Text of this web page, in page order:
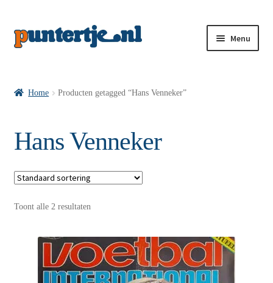
Menu
VI’s met Posters
Wie is puntertje
Home Producten getagged “Hans Venneker”
Hans Venneker
Toont alle 2 resultaten